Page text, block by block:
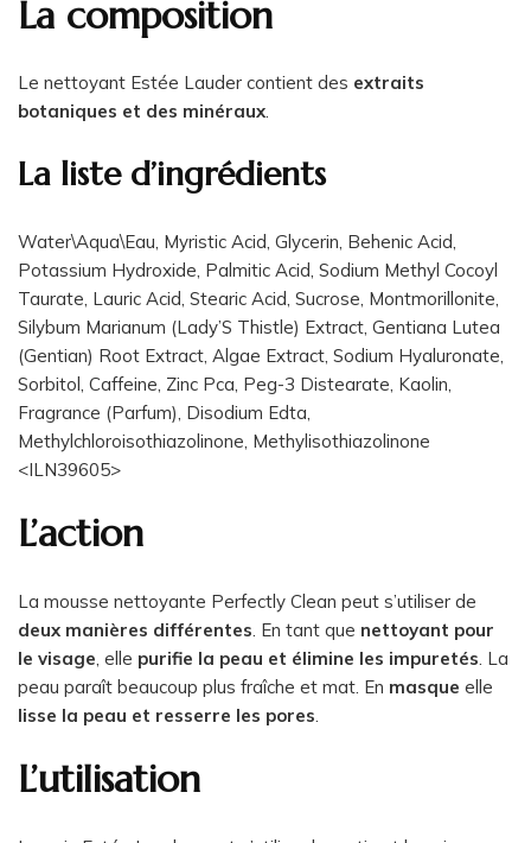
La composition
Le nettoyant Estée Lauder contient des extraits
botaniques et des minéraux.
La liste d’ingrédients
Water\Aqua\Eau, Myristic Acid, Glycerin, Behenic Acid,
Potassium Hydroxide, Palmitic Acid, Sodium Methyl Cocoyl
Taurate, Lauric Acid, Stearic Acid, Sucrose, Montmorillonite,
Silybum Marianum (Lady’S Thistle) Extract, Gentiana Lutea
(Gentian) Root Extract, Algae Extract, Sodium Hyaluronate,
Sorbitol, Caffeine, Zinc Pca, Peg-3 Distearate, Kaolin,
Fragrance (Parfum), Disodium Edta,
Methylchloroisothiazolinone, Methylisothiazolinone
<ILN39605>
L’action
La mousse nettoyante Perfectly Clean peut s’utiliser de
deux manières différentes . En tant que nettoyant pour
le visage , elle purifie la peau et élimine les impuretés . La
peau paraît beaucoup plus fraîche et mat. En masque elle
lisse la peau et resserre les pores
L’utilisation